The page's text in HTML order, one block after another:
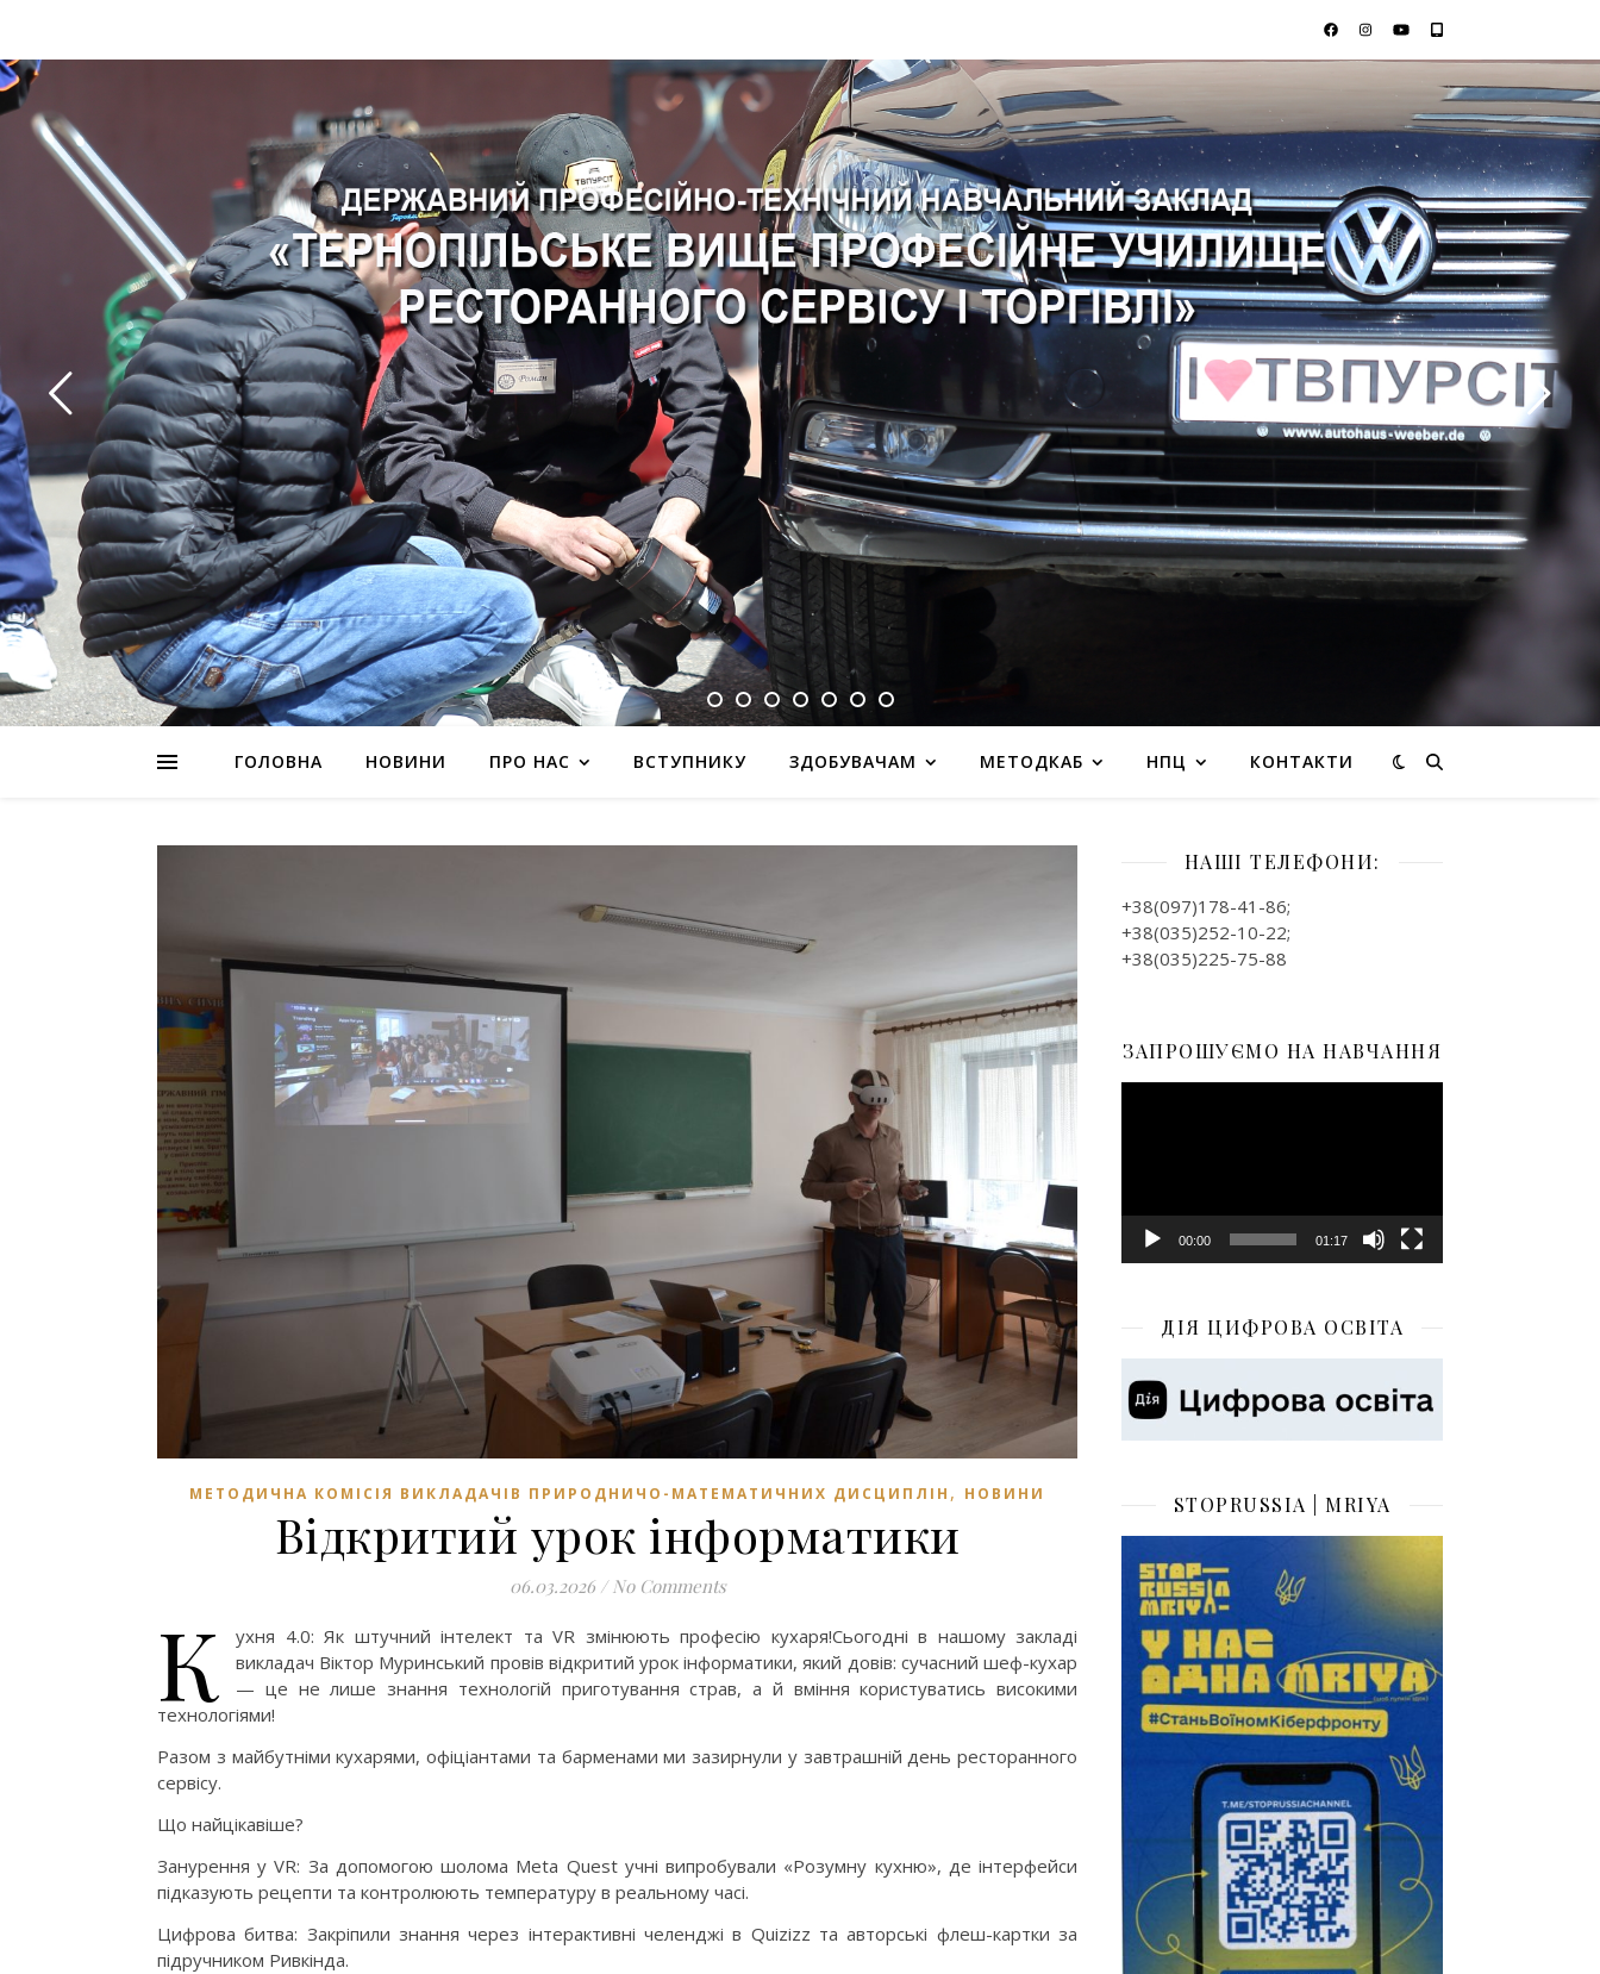
ГОЛОВНА НОВИНИ ПРО НАС ВСТУПНИКУ ЗДОБУВАЧАМ МЕТОДКАБ НПЦ КОНТАКТИ
МЕТОДИЧНА КОМІСІЯ ВИКЛАДАЧІВ ПРИРОДНИЧО-МАТЕМАТИЧНИХ ДИСЦИПЛІН , НОВИНИ
Відкритий урок інформатики
06.03.2026 / No Comments
К
ухня 4.0: Як штучний інтелект та VR змінюють професію кухаря!Сьогодні в нашому закладі
викладач Віктор Муринський провів відкритий урок інформатики, який довів: сучасний шеф-кухар
— це не лише знання технологій приготування страв, а й вміння користуватись високими
технологіями!
Разом з майбутніми кухарями, офіціантами та барменами ми зазирнули у завтрашній день ресторанного
сервісу.
Що найцікавіше?
Занурення у VR: За допомогою шолома Meta Quest учні випробували «Розумну кухню», де інтерфейси
підказують рецепти та контролюють температуру в реальному часі.
Цифрова битва: Закріпили знання через інтерактивні челенджі в Quizizz та авторські флеш-картки за
підручником Ривкінда.
НАШІ ТЕЛЕФОНИ:
+38(097)178-41-86;
+38(035)252-10-22;
+38(035)225-75-88
ЗАПРОШУЄМО НА НАВЧАННЯ
00:00 01:17
ДІЯ ЦИФРОВА ОСВІТА
STOPRUSSIA | MRIYA